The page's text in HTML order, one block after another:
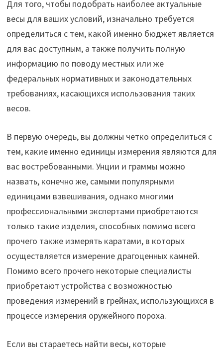
Для того, чтобы подобрать наиболее актуальные
весы для ваших условий, изначально требуется
определиться с тем, какой именно бюджет является
для вас доступным, а также получить полную
информацию по поводу местных или же
федеральных нормативных и законодательных
требованиях, касающихся использования таких
весов.
В первую очередь, вы должны четко определиться с
тем, какие именно единицы измерения являются для
вас востребованными. Унции и граммы можно
назвать, конечно же, самыми популярными
единицами взвешивания, однако многими
профессиональными экспертами приобретаются
только такие изделия, способных помимо всего
прочего также измерять каратами, в которых
осуществляется измерение драгоценных камней.
Помимо всего прочего некоторые специалисты
приобретают устройства с возможностью
проведения измерений в грейнах, использующихся в
процессе измерения оружейного пороха.
Если вы стараетесь найти весы, которые